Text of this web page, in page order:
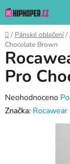
na
obsah
Domů
/ Pánské oblečení /
Chocolate Brown
Pro
Průměrné
hodnocení
Neohodnoceno
Značka: Rocawear